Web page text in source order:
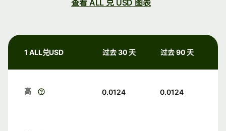
查看 ALL 兑 USD 图表
1 ALL兑USD 过去 30 天 过去 90 天
高 0.0124 0.0124